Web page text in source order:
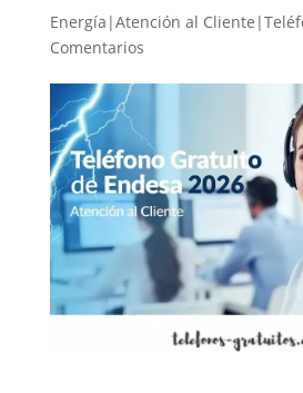
Energía|Atención al
Comentarios